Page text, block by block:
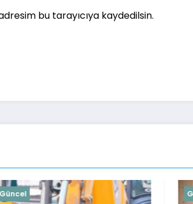
bu tarayıcıya kaydedilsin.
Güncel